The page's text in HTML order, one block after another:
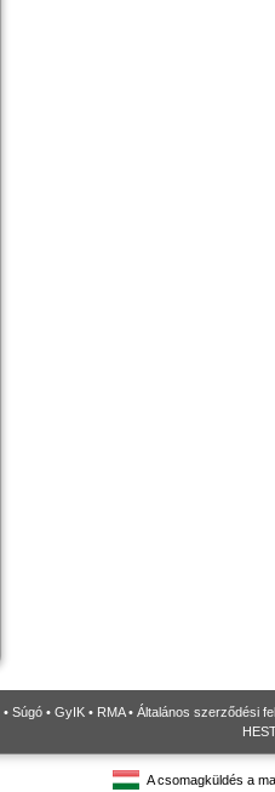
• Súgó • GyIK • RMA• Általános szerződési
A csomagküldés a